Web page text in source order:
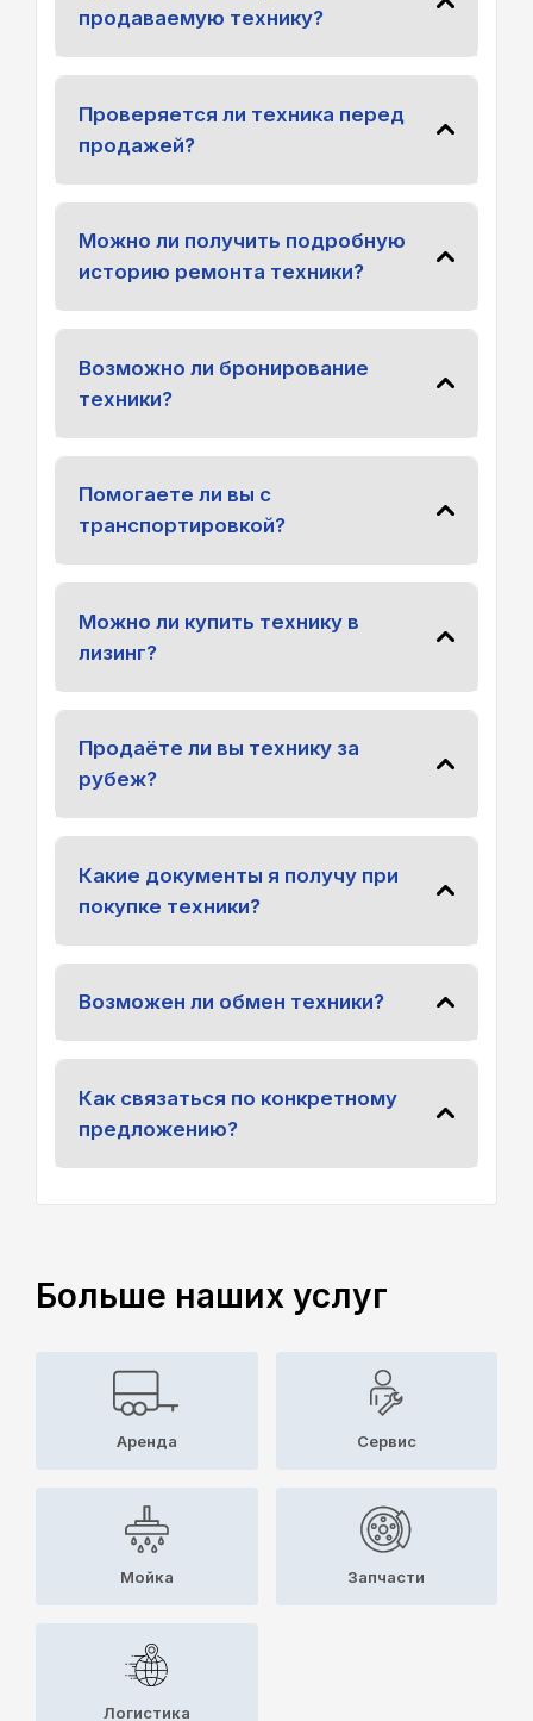
продаваемую технику?
Проверяется ли техника перед
продажей?
Можно ли получить подробную
историю ремонта техники?
Возможно ли бронирование
техники?
Помогаете ли вы с
транспортировкой?
Можно ли купить технику в
лизинг?
Продаёте ли вы технику за
рубеж?
Какие документы я получу при
покупке техники?
Возможен ли обмен техники?
Как связаться по конкретному
предложению?
Больше наших услуг
Аренда Cервис
Мойка Запчасти
Логистика